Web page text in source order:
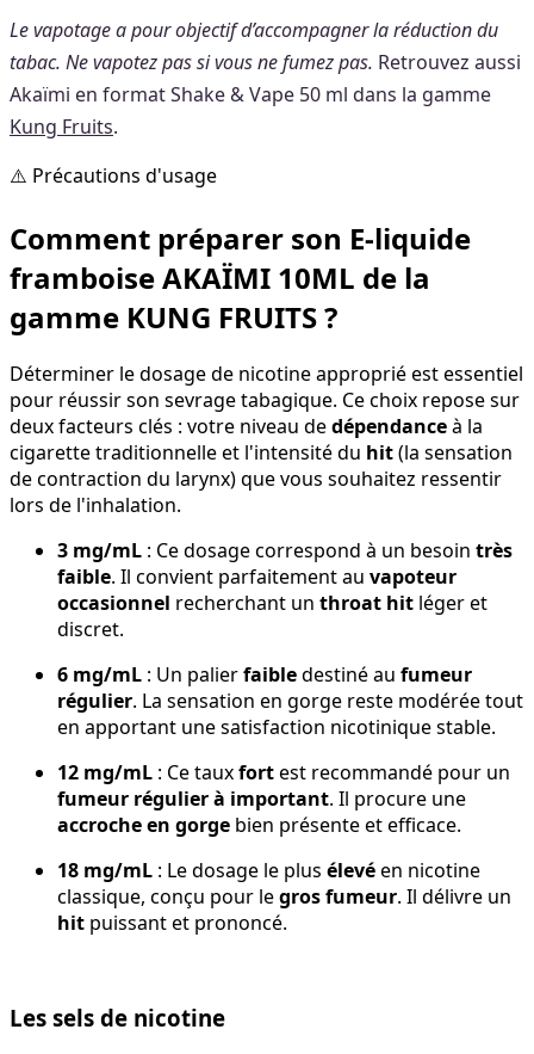
Le vapotage a pour objectif d’accompagner la réduction du
tabac. Ne vapotez pas si vous ne fumez pas. Retrouvez aussi
Akaïmi en format Shake & Vape 50 ml dans la gamme
Kung Fruits.
⚠️ Précautions d'usage
Comment préparer son E-liquide
framboise AKAÏMI 10ML de la
gamme KUNG FRUITS ?
Déterminer le dosage de nicotine approprié est essentiel
pour réussir son sevrage tabagique. Ce choix repose sur
deux facteurs clés : votre niveau dedépendanceà la
cigarette traditionnelle et l'intensité du hit(la sensation
de contraction du larynx) que vous souhaitez ressentir
lors de l'inhalation.
3 mg/mL : Ce dosage correspond à un besoin très
faible. Il convient parfaitement au vapoteur
occasionnel recherchant un throat hit léger et
discret.
6 mg/mL : Un palierfaibledestiné au fumeur
régulier. La sensation en gorge reste modérée tout
en apportant une satisfaction nicotinique stable.
12 mg/mL : Ce tauxfortest recommandé pour un
fumeur régulier à important. Il procure une
accroche en gorge bien présente et efficace.
18 mg/mL : Le dosage le plus élevéen nicotine
classique, conçu pour legros fumeur. Il délivre un
hit puissant et prononcé.
Les sels de nicotine